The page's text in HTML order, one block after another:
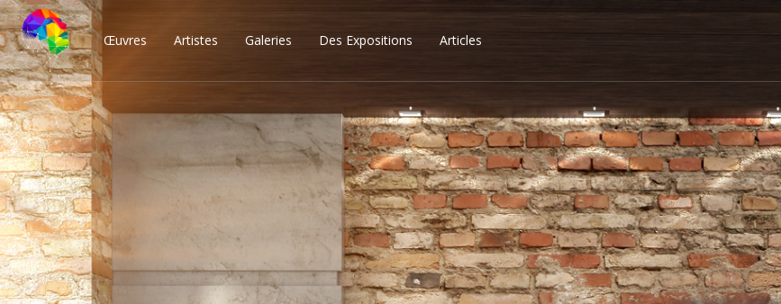
Œuvres Artistes Galeries Des Expositions Articles